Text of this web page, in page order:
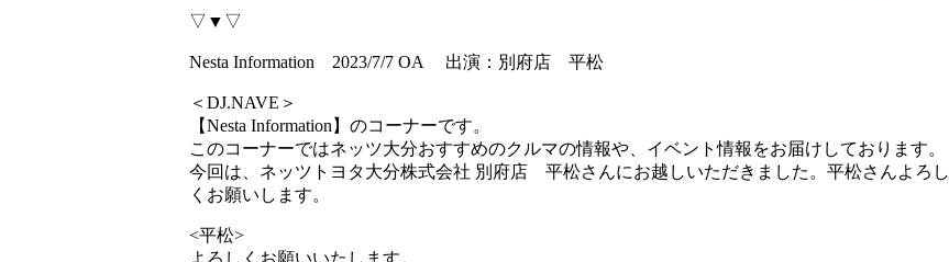
▽▼▽
Nesta Information 2023/7/7 OA 出演：別府店 平松
＜DJ.NAVE＞
【Nesta Information】のコーナーです。
このコーナーではネッツ大分おすすめのクルマの情報や、イベント情報をお届けしております。
今回は、ネッツトヨタ大分株式会社 別府店 平松さんにお越しいただきました。平松さんよろし
くお願いします。
<平松>
よろしくお願いいたします。